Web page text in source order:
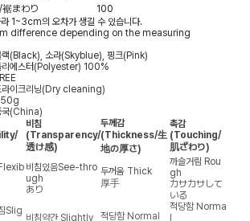
まわり
100
1~3cm의 오차가 생길 수 있습니다.
difference depending on the measuring
랙(Black), 소라(Skyblue), 핑크(Pink)
리에스터(Polyester) 100%
라이크리닝(Dry cleaning)
국(China)
비침
(Transparency/
透け感)
두께감
(Thickness/生
地の厚さ)
촉감
(Touching/
肌ざわり)
비침있음See-thro
ugh
あり
두꺼움 Thick
厚手
까슬거림 Rou
gh
カサカサして
いる
Slig
비침약간 Slightly 적당함 Normal
적당함 Norma
l